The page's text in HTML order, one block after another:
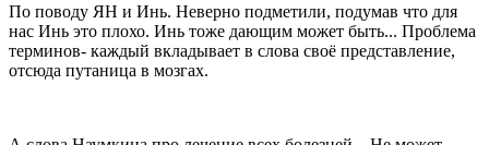
По поводу ЯН и Инь. Неверно подметили, подумав что для
нас Инь это плохо. Инь тоже дающим может быть... Проблема
терминов- каждый вкладывает в слова своё представление,
отсюда путаница в мозгах.